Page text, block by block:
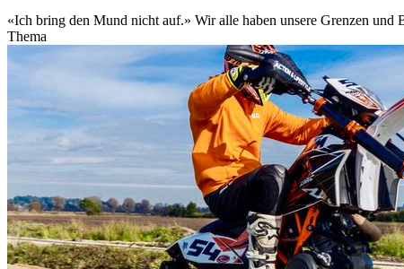
«Ich bring den Mund nicht auf.» Wir alle haben unsere Grenzen
Thema